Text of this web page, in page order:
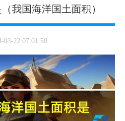
我国海洋国土面积）
03-22 07:01:50